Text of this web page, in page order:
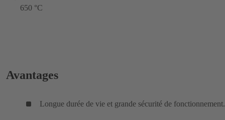
650 °C
Avantages
Longue durée de vie et grande sécurité de fonctionnement.